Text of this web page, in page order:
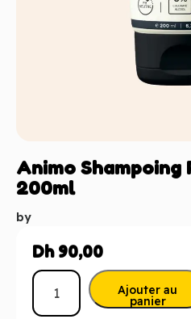
Animo Shampoing
200ml
by
Dh90,00
Ajouter au
panier